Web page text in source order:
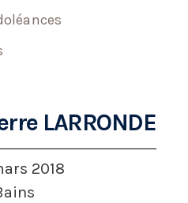
LARRONDE
2018